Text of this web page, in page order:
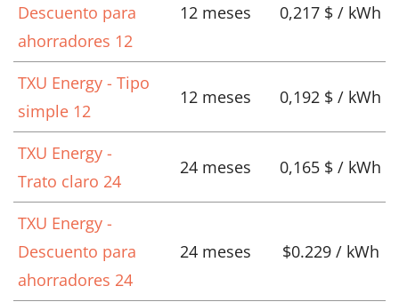
Descuento para
ahorradores 12
12 meses 0,217 $ / kWh
TXU Energy - Tipo
simple 12
12 meses 0,192 $ / kWh
TXU Energy -
Trato claro 24
24 meses 0,165 $ / kWh
TXU Energy -
Descuento para
ahorradores 24
24 meses $0.229 / kWh